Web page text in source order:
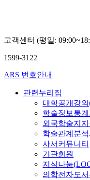
고객센터 (평일:
1599-3122
ARS 번호안내
관련누리집
대학공개강
학술정보통
외국학술지
학술관계분
사서커뮤니티
기관회원
지식나눔
의학전자도